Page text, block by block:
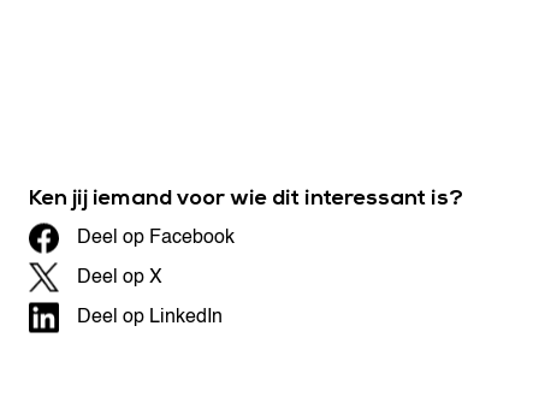
Ken jij iemand voor wie dit interessant is?
Deel op Facebook
Deel op X
Deel op LinkedIn